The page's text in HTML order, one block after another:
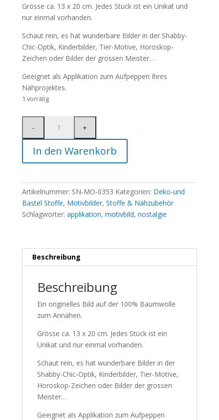
Grösse ca. 13 x 20 cm. Jedes Stück ist ein Unikat und
nur einmal vorhanden.
Schaut rein, es hat wunderbare Bilder in der Shabby-
Chic-Optik, Kinderbilder, Tier-Motive, Horoskop-
Zeichen oder Bilder der grossen Meister…
Geeignet als Applikation zum Aufpeppen Ihres
Nähprojektes.
1 vorrätig
In den Warenkorb
Artikelnummer: SN-MO-0353 Kategorien: Deko-und
Bastel Stoffe, Motivbilder, Stoffe & Nähzubehör
Schlagwörter: applikation, motivbild, nostalgie
Beschreibung
Beschreibung
Ein originelles Bild auf der 100% Baumwolle
zum Annähen.
Grösse ca. 13 x 20 cm. Jedes Stück ist ein
Unikat und nur einmal vorhanden.
Schaut rein, es hat wunderbare Bilder in der
Shabby-Chic-Optik, Kinderbilder, Tier-Motive,
Horoskop-Zeichen oder Bilder der grossen
Meister…
Geeignet als Applikation zum Aufpeppen